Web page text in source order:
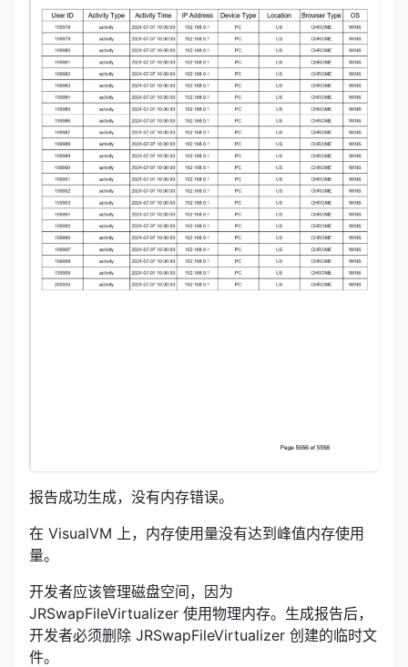
报告成功生成，没有内存错误。
在 VisualVM 上，内存使用量没有达到峰值内存使用
量。
开发者应该管理磁盘空间，因为
JRSwapFileVirtualizer 使用物理内存。生成报告后，
开发者必须删除 JRSwapFileVirtualizer 创建的临时文
件。